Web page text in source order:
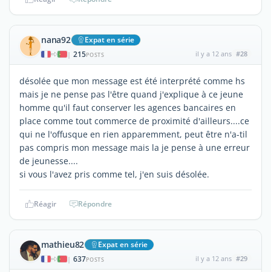
nana92 Expat en série
| 215POSTS il y a 12 ans #28
désolée que mon message est été interprété comme hs
mais je ne pense pas l'être quand j'explique à ce jeune
homme qu'il faut conserver les agences bancaires en
place comme tout commerce de proximité d'ailleurs....ce
qui ne l'offusque en rien apparemment, peut être n'a-til
pas compris mon message mais la je pense à une erreur
de jeunesse....
si vous l'avez pris comme tel, j'en suis désolée.
Réagir Répondre
mathieu82 Expat en série
| 637POSTS il y a 12 ans #29